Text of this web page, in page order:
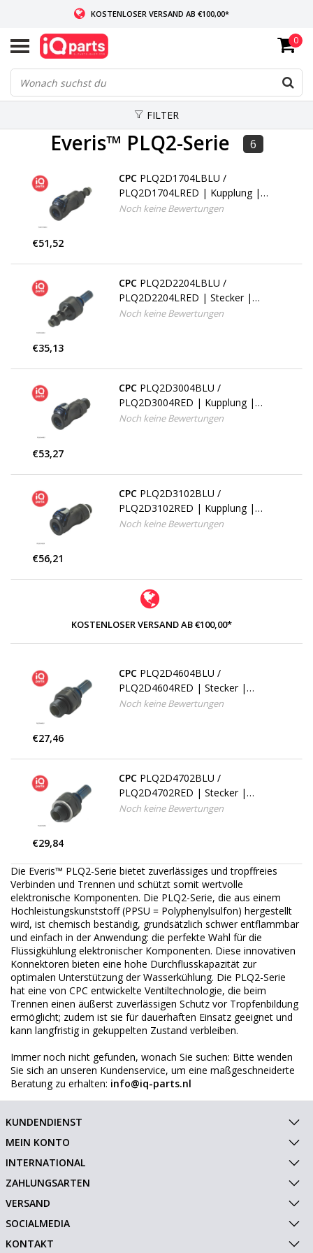
KOSTENLOSER VERSAND AB €100,00*
WENN AUF LAGER: VOR 14:00 UHR BESTELLT, VERSAND AM SELBEN TAG
WELTWEITE LIEFERUNG
0
FILTER
Everis™ PLQ2-Serie 6
CPC PLQ2D1704LBLU /
PLQ2D1704LRED | Kupplung |
Polyphenysulfon |
Noch keine Bewertungen
€51,52
CPC PLQ2D2204LBLU /
PLQ2D2204LRED | Stecker |
Polyphenysulfon |
Noch keine Bewertungen
€35,13
CPC PLQ2D3004BLU /
PLQ2D3004RED | Kupplung |
Polyphenysulfon | 1/4" SAE-4
Noch keine Bewertungen
€53,27
CPC PLQ2D3102BLU /
PLQ2D3102RED | Kupplung |
Polyphenysulfon | 1/8" G
Noch keine Bewertungen
€56,21
KOSTENLOSER VERSAND AB €100,00*
CPC PLQ2D4604BLU /
PLQ2D4604RED | Stecker |
Polyphenysulfon | 1/4" SAE-4
Noch keine Bewertungen
€27,46
CPC PLQ2D4702BLU /
PLQ2D4702RED | Stecker |
Polyphenysulfon | 1/8" G
Noch keine Bewertungen
€29,84
Die Everis™ PLQ2-Serie bietet zuverlässiges und tropffreies
Verbinden und Trennen und schützt somit wertvolle
elektronische Komponenten. Die PLQ2-Serie, die aus einem
Hochleistungskunststoff (PPSU = Polyphenylsulfon) hergestellt
wird, ist chemisch beständig, grundsätzlich schwer entflammbar
und einfach in der Anwendung: die perfekte Wahl für die
Flüssigkühlung elektronischer Komponenten. Diese innovativen
Konnektoren bieten eine hohe Durchflusskapazität zur
optimalen Unterstützung der Wasserkühlung. Die PLQ2-Serie
hat eine von CPC entwickelte Ventiltechnologie, die beim
Trennen einen äußerst zuverlässigen Schutz vor Tropfenbildung
ermöglicht; zudem ist sie für dauerhaften Einsatz geeignet und
kann langfristig in gekuppelten Zustand verbleiben.
Immer noch nicht gefunden, wonach Sie suchen: Bitte wenden
Sie sich an unseren Kundenservice, um eine maßgeschneiderte
Beratung zu erhalten: info@iq-parts.nl
KUNDENDIENST
MEIN KONTO
INTERNATIONAL
ZAHLUNGSARTEN
VERSAND
SOCIALMEDIA
KONTAKT